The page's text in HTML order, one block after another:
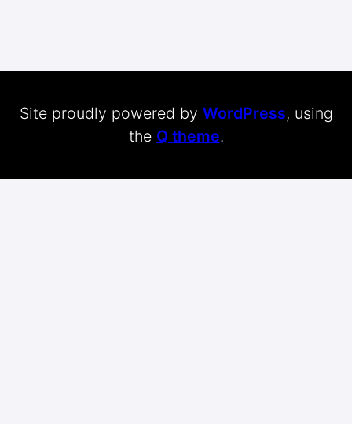
Site proudly powered by WordPress, using
the Q theme.